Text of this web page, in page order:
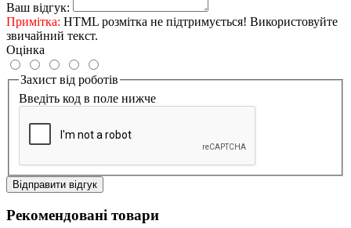
Ваш відгук:
Примітка: HTML розмітка не підтримується! Використовуйте
звичайний текст.
Оцінка
Захист від роботів
Введіть код в поле нижче
Відправити відгук
Рекомендовані товари